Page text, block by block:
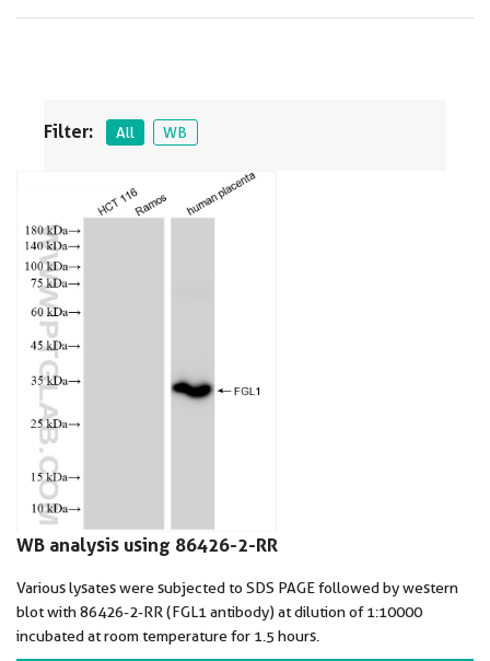
Filter: All WB
WB analysis using 86426-2-RR
Various lysates were subjected to SDS PAGE followed by western
blot with 86426-2-RR (FGL1 antibody) at dilution of 1:10000
incubated at room temperature for 1.5 hours.